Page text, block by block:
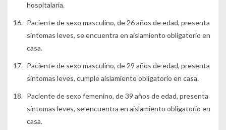
hospitalaria.
Paciente de sexo masculino, de 26 años de edad, presenta
síntomas leves, se encuentra en aislamiento obligatorio en
casa.
Paciente de sexo masculino, de 29 años de edad, presenta
síntomas leves, cumple aislamiento obligatorio en casa.
Paciente de sexo femenino, de 39 años de edad, presenta
síntomas leves, se encuentra en aislamiento obligatorio en
casa.